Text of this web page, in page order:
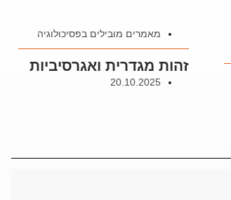
מאמרים מובילים בפסיכולוגיה
זהות מגדרית ואגרסיביות
20.10.2025